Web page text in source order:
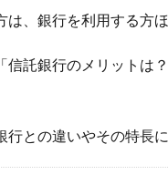
、銀行を利用する方
信託銀行のメリットは
との違いやその特長